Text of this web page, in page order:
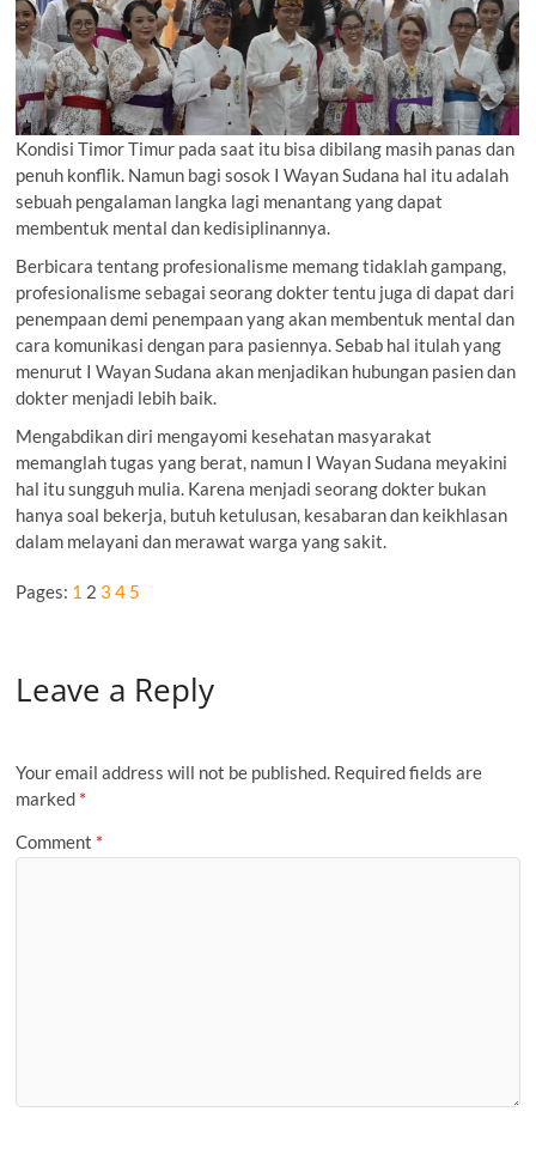
Kondisi Timor Timur pada saat itu bisa dibilang masih panas dan
penuh konflik. Namun bagi sosok I Wayan Sudana hal itu adalah
sebuah pengalaman langka lagi menantang yang dapat
membentuk mental dan kedisiplinannya.
Berbicara tentang profesionalisme memang tidaklah gampang,
profesionalisme sebagai seorang dokter tentu juga di dapat dari
penempaan demi penempaan yang akan membentuk mental dan
cara komunikasi dengan para pasiennya. Sebab hal itulah yang
menurut I Wayan Sudana akan menjadikan hubungan pasien dan
dokter menjadi lebih baik.
Mengabdikan diri mengayomi kesehatan masyarakat
memanglah tugas yang berat, namun I Wayan Sudana meyakini
hal itu sungguh mulia. Karena menjadi seorang dokter bukan
hanya soal bekerja, butuh ketulusan, kesabaran dan keikhlasan
dalam melayani dan merawat warga yang sakit.
Pages: 1 2 3 4 5
Leave a Reply
Your email address will not be published. Required fields are
marked *
Comment *